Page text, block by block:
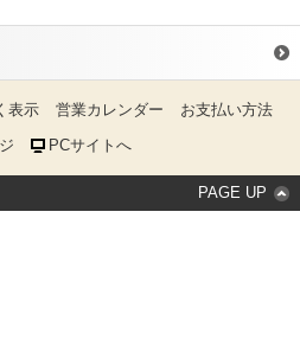
表示 営業カレンダー
お支払い方法
PCサイトへ
PAGE UP